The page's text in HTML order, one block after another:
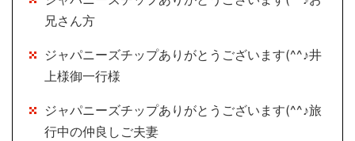
兄さん方
ジャパニーズチップありがとうございます(^^♪井
上様御一行様
ジャパニーズチップありがとうございます(^^♪旅
行中の仲良しご夫妻